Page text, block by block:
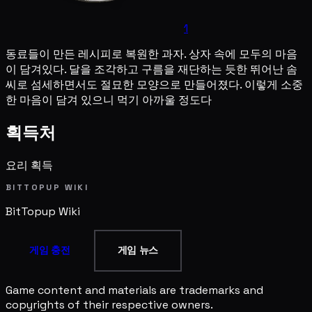
1
동료들이 만든 레시피로 복원한 과자. 상자 속에 모두의 마음
이 담겨있다. 달을 조각하고 구름을 재단하는 듯한 뛰어난 솜
씨로 섬세하면서도 절묘한 모양으로 만들어졌다. 이렇게 소중
한 마음이 담겨 있으니 먹기 아까울 정도다
획득처
요리 획득
BITTOPUP WIKI
BitTopup Wiki
게임 충전 게임 뉴스
Game content and materials are trademarks and
copyrights of their respective owners.